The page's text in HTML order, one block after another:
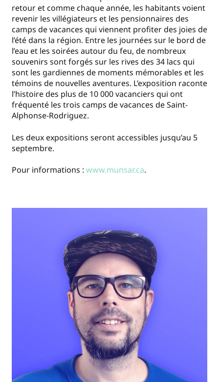
retour et comme chaque année, les habitants voient
revenir les villégiateurs et les pensionnaires des
camps de vacances qui viennent profiter des joies de
l’été dans la région. Entre les journées sur le bord de
l’eau et les soirées autour du feu, de nombreux
souvenirs sont forgés sur les rives des 34 lacs qui
sont les gardiennes de moments mémorables et les
témoins de nouvelles aventures. L’exposition raconte
l’histoire des plus de 10 000 vacanciers qui ont
fréquenté les trois camps de vacances de Saint-
Alphonse-Rodriguez.
Les deux expositions seront accessibles jusqu’au 5
septembre.
Pour informations : www.munsar.ca.